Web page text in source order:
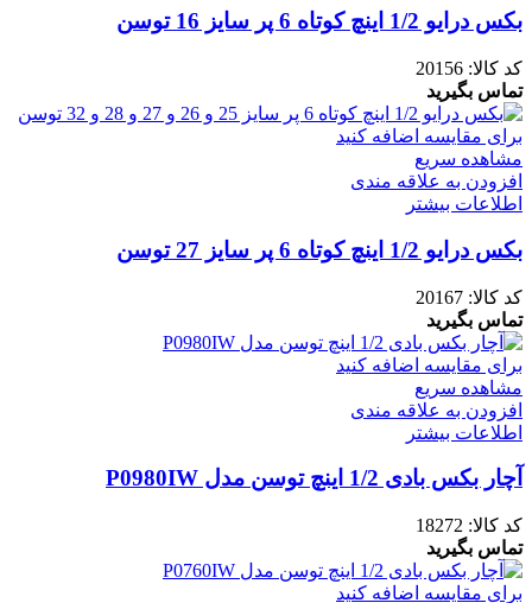
بکس درایو 1/2 اینچ کوتاه 6 پر سایز 16 توسن
کد کالا: 20156
تماس بگیرید
برای مقایسه اضافه کنید
مشاهده سریع
افزودن به علاقه مندی
اطلاعات بیشتر
بکس درایو 1/2 اینچ کوتاه 6 پر سایز 27 توسن
کد کالا: 20167
تماس بگیرید
برای مقایسه اضافه کنید
مشاهده سریع
افزودن به علاقه مندی
اطلاعات بیشتر
آچار بکس بادی 1/2 اینچ توسن مدل P0980IW
کد کالا: 18272
تماس بگیرید
برای مقایسه اضافه کنید